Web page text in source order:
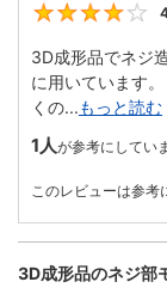
3D成形品でネジ
に用いています
くの...もっと読む
1人が参考にしてい
このレビューは参考
3D成形品のネジ部